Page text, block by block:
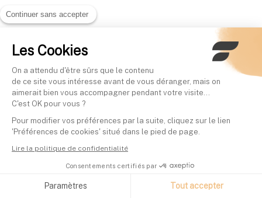
Continuer sans accepter
Les Cookies
On a attendu d'être sûrs que le contenu
de ce site vous intéresse avant de vous déranger, mais on
aimerait bien vous accompagner pendant votre visite...
C'est OK pour vous ?
Pour modifier vos préférences par la suite, cliquez sur le lien
'Préférences de cookies' situé dans le pied de page.
Lire la politique de confidentialité
Consentements certifiés par
Paramètres Tout accepter